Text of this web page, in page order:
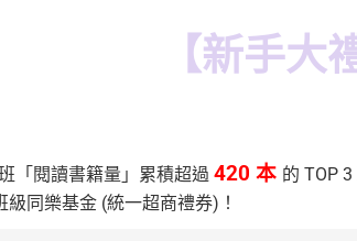
【新手大
「閱讀書籍量」累積超過420 本 的 TOP
級同樂基金 (統一超商禮券)！